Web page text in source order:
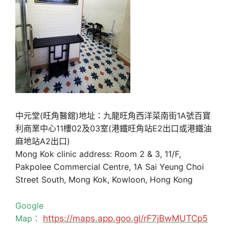
中元堂(旺角醫舘)地址：九龍旺角西洋菜南街1A號百寶
利商業中心11樓02及03室(港鐵旺角站E2出口或港鐵油
麻地站A2出口)
Mong Kok clinic address: Room 2 & 3, 11/F,
Pakpolee Commercial Centre, 1A Sai Yeung Choi
Street South, Mong Kok, Kowloon, Hong Kong
Google
Map： https://maps.app.goo.gl/rF7jBwMUTCp5